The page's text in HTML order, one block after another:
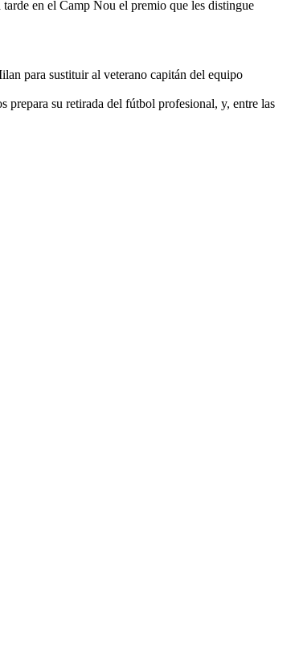
en el Camp Nou el premio que les distingue
para sustituir al veterano capitán del equipo
su retirada del fútbol profesional, y, entre las